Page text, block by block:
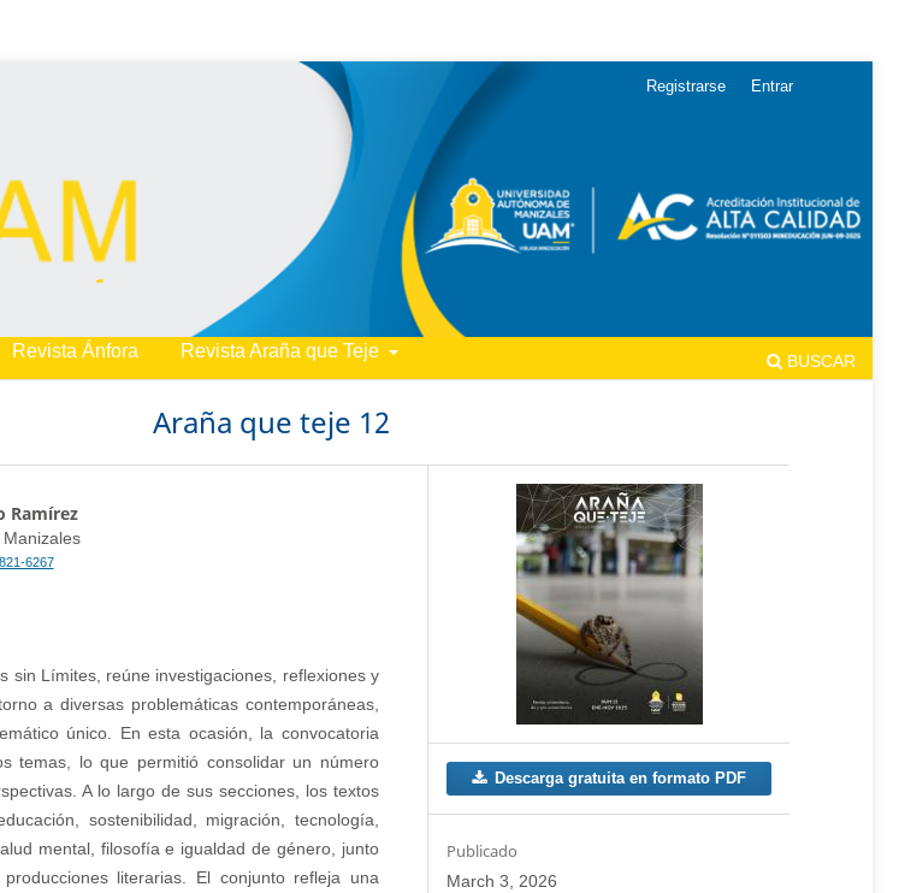
Revista Ánfora Revista Araña que Teje BUSCAR
Registrarse Entrar
Araña que teje 12
Ramírez
6267
sin Límites, reúne investigaciones, reflexiones y
a diversas problemáticas contemporáneas,
único. En esta ocasión, la convocatoria
temas, lo que permitió consolidar un número
A lo largo de sus secciones, los textos
sostenibilidad, migración, tecnología,
mental, filosofía e igualdad de género, junto
literarias. El conjunto refleja una
Descarga gratuita en formato PDF
Publicado
March 3, 2026